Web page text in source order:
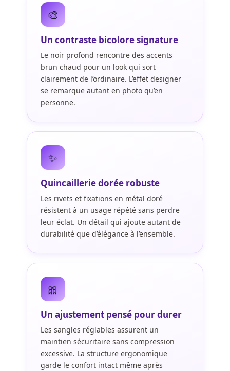
🎨
Un contraste bicolore signature
Le noir profond rencontre des accents
brun chaud pour un look qui sort
clairement de l’ordinaire. L’effet designer
se remarque autant en photo qu’en
personne.
✨
Quincaillerie dorée robuste
Les rivets et fixations en métal doré
résistent à un usage répété sans perdre
leur éclat. Un détail qui ajoute autant de
durabilité que d’élégance à l’ensemble.
🎀
Un ajustement pensé pour durer
Les sangles réglables assurent un
maintien sécuritaire sans compression
excessive. La structure ergonomique
garde le confort intact même après